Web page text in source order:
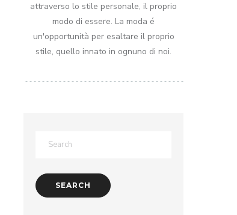
attraverso lo stile personale, il proprio
modo di essere. La moda é
un'opportunità per esaltare il proprio
stile, quello innato in ognuno di noi.